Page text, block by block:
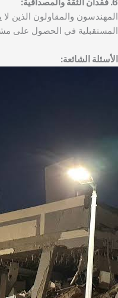
المهندسون والمقاولون الذين
المستقبلية في الحصول على
الأسئلة الشائعة: